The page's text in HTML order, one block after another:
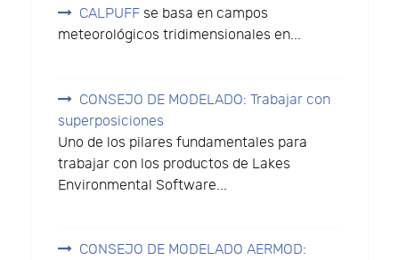
CALPUFF se basa en campos
meteorológicos tridimensionales en...
CONSEJO DE MODELADO: Trabajar con
superposiciones
Uno de los pilares fundamentales para
trabajar con los productos de Lakes
Environmental Software...
CONSEJO DE MODELADO AERMOD: